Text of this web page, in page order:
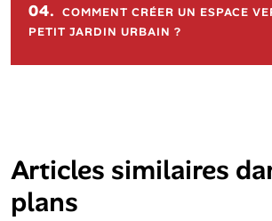
04. COMMENT CRÉER UN ESPACE
PETIT JARDIN URBAIN ?
Articles similaires
plans